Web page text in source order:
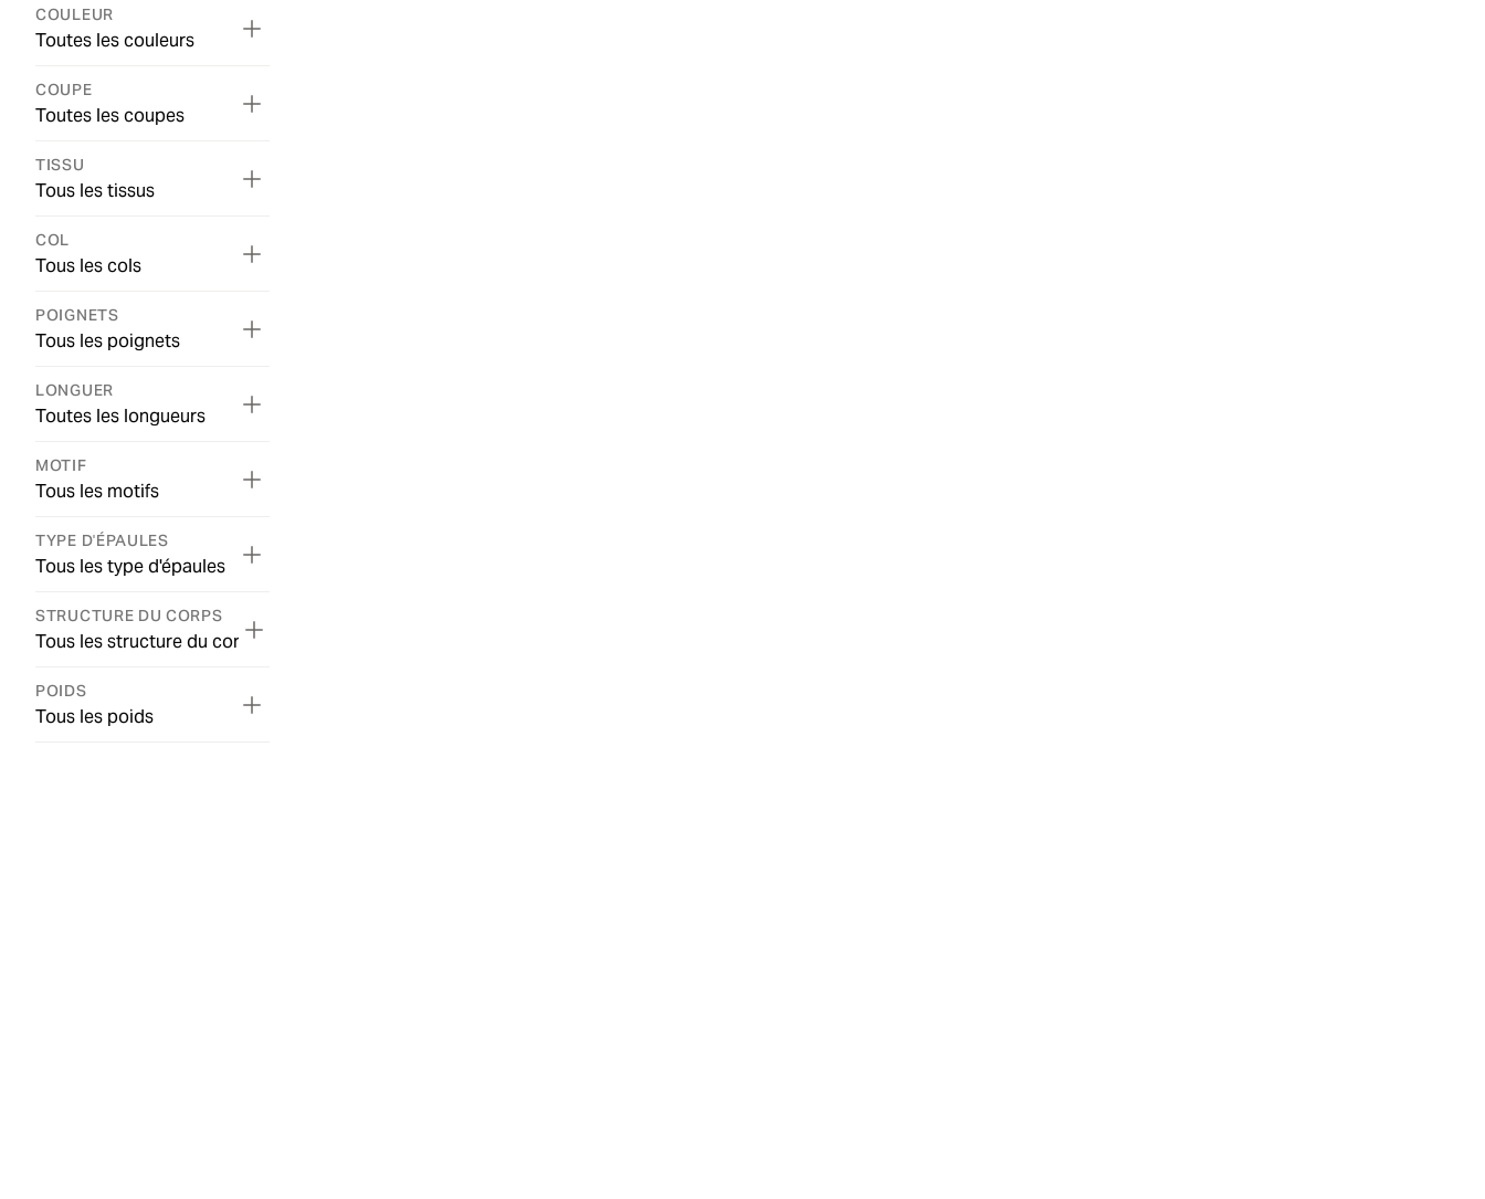
COULEUR
Toutes les couleurs
COUPE
Toutes les coupes
TISSU
Tous les tissus
COL
Tous les cols
POIGNETS
Tous les poignets
LONGUER
Toutes les longueurs
MOTIF
Tous les motifs
TYPE D'ÉPAULES
Tous les type d'épaules
STRUCTURE DU CORPS
Tous les structure du corps
POIDS
Tous les poids